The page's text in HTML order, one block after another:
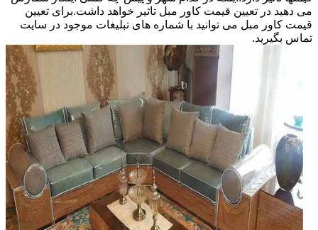
می دهید در تعیین قیمت کاور مبل تاثیر خواهد داشت.برای تعیین
قیمت کاور مبل می توانید با شماره های تبلیغات موجود در سایت
تماس بگیرید.